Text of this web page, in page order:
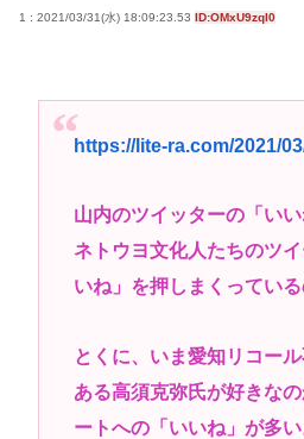
まだ現役なの凄いよな。今の
「また個人投資家を煽ってる
強気な見
される その名も「ゆーあー
マーベルの新作格ゲー、俺
(CV子安武人)が安定のやり
ゃないの
高市早苗さん、憧れのバン
1 : 2021/03/31(水) 18:09:23.53 ID:OMxU9zqI0
https://lite-ra.com/2021/
山内のツイッターの「いい
ネトウヨ文化人たちのツ
いね」を押しまくっている
とくに、いま愛知リコー
ある高須克弥氏が好きな
ートへの「いいね」が多い